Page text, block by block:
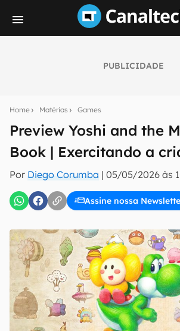
PUBLICIDADE
Home Matérias Games
Preview Yoshi and the
Book | Exercitando a
Por Diego Corumba | 05/05/2026 às
Assine nossa
notícias e reviews sobre tecnologia
mão.
E-mail
inscreva-se
Confirmo que li, aceito e concordo com
Uso e Política de Privacidade do